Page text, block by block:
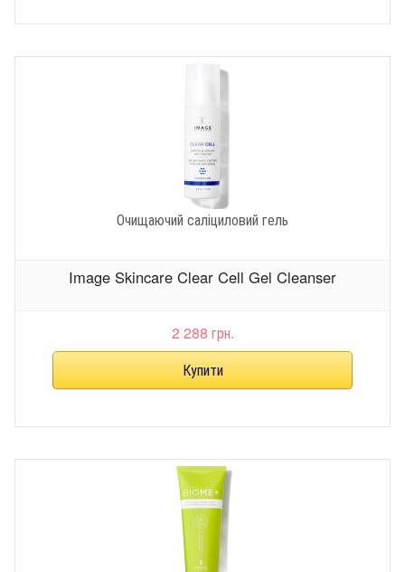
Очищаючий саліциловий гель
Image Skincare Clear Cell Gel Cleanser
2 288 грн.